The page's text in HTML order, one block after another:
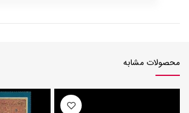
محصولات مشابه